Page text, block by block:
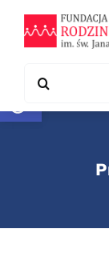
Otwórz pasek narzędzi
content
Co robimy
for: